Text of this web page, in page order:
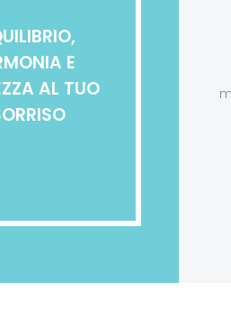
E
AL TUO